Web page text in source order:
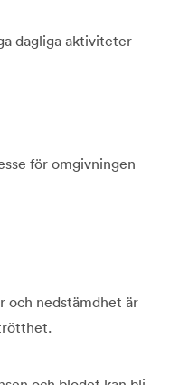
dagliga aktiviteter
för omgivningen
och nedstämdhet är